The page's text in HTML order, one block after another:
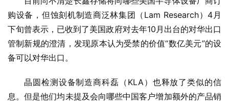
购设备，但蚀刻机制造商泛林集团（Lam Research）4月
下旬曾表示，已收到了美国政府对去年10月出台的对华出口
管制新规的澄清，发现原本认为受禁的价值“数亿美元”的设
备可以对华出口。
晶圆检测设备制造商科磊（KLA）也释放了类似的信
息。但是他们均未提及会向哪些中国客户增加额外的产品销